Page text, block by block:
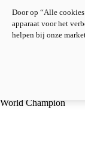
Champion
Champion
Door op “Alle
apparaat voor het
helpen bij onze